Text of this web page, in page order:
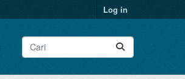
Log in